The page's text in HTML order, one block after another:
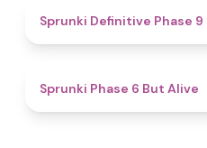
Sprunki Definitive Phase
Sprunki Phase 6 But Alive